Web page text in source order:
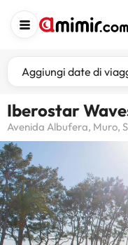
Aggiungi date di
Iberostar
Avenida Albufera, Muro,